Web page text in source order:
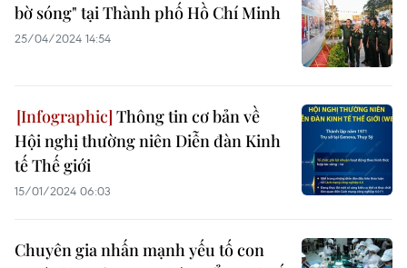
bờ sóng" tại Thành phố Hồ Chí Minh
25/04/2024 14:54
Thông tin cơ bản về
Hội nghị thường niên Diễn đàn Kinh
tế Thế giới
15/01/2024 06:03
Chuyên gia nhấn mạnh yếu tố con